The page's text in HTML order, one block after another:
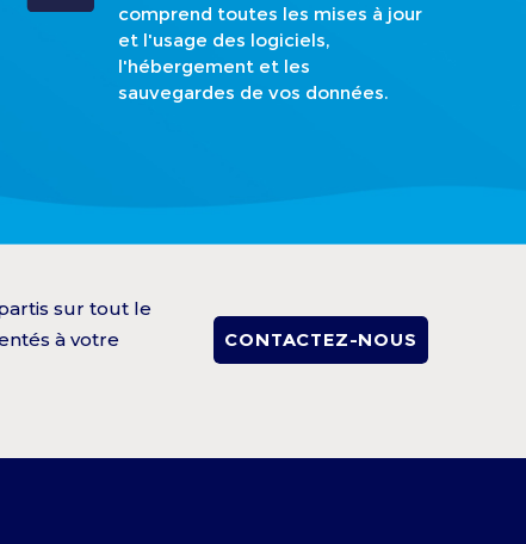
comprend toutes les mises à jour
et l'usage des logiciels,
l'hébergement et les
sauvegardes de vos données.
sur tout le
à votre
CONTACTEZ-NOUS